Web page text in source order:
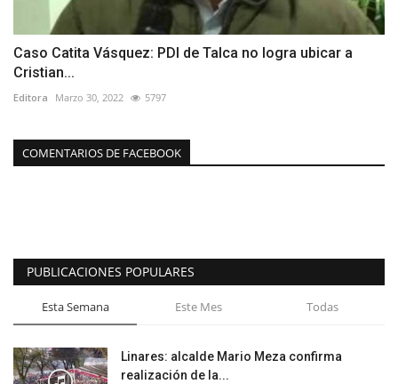
Caso Catita Vásquez: PDI de Talca no logra ubicar a
Cristian...
Editora Marzo 30, 2022 5797
COMENTARIOS DE FACEBOOK
PUBLICACIONES POPULARES
Esta Semana Este Mes Todas
Linares: alcalde Mario Meza confirma
realización de la...